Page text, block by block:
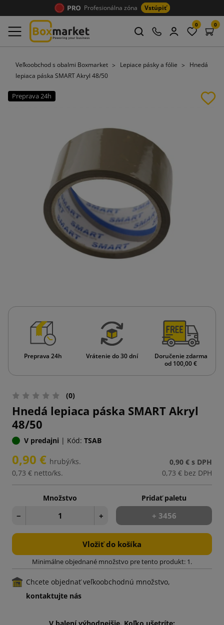
Profesionálna zóna Vstúpiť
0 0
Veľkoobchod s obalmi Boxmarket Lepiace pásky a fólie
Hnedá
lepiaca páska SMART Akryl 48/50
Preprava 24h
Preprava 24h Vrátenie do 30 dní
Doručenie zdarma
od 100,00 €
(0)
Hnedá lepiaca páska SMART Akryl
48/50
V predajni | Kód: TSAB
0,90 € hrubý/ks.
0,73 € netto/ks.
0,90 € s DPH
0,73 € bez DPH
Množstvo
− +
Pridať paletu
+ 3456
Vložiť do košíka
Minimálne objednané množstvo pre tento produkt: 1.
Chcete objednať veľkoobchodnú množstvo,
kontaktujte nás